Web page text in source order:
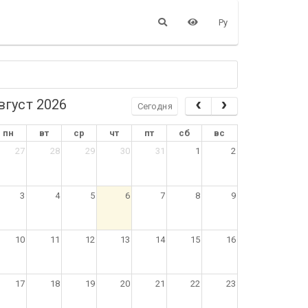
Ру
2026 Сегодня
пн вт ср чт пт сб
вс
27
28 29 30 31 1 2
3 4 5 6 7 8 9
10 11 12 13 14 15 16
17 18 19 20 21 22 23